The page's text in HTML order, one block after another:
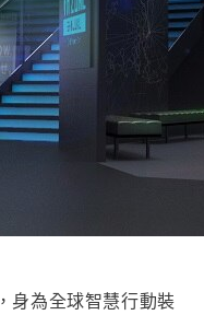
身為全球智慧行動裝